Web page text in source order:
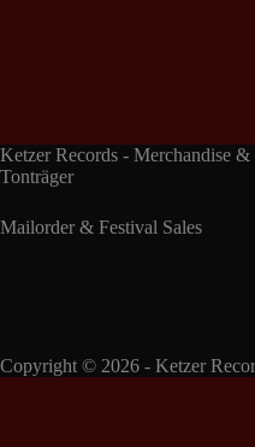
Ketzer Records - Merchandise &
Tonträger
Mailorder & Festival Sales
Copyright © 2026 - Ketzer